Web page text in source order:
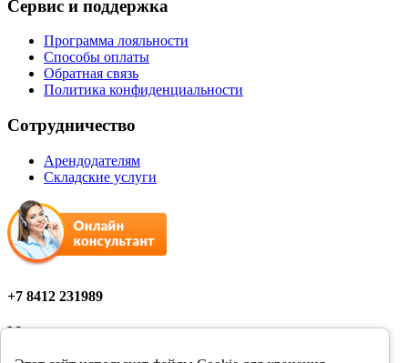
Сервис и поддержка
Программа лояльности
Способы оплаты
Обратная связь
Политика конфиденциальности
Сотрудничество
Арендодателям
Складские услуги
+7 8412 231989
Мы в соцсетях